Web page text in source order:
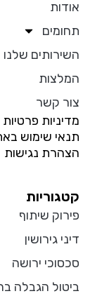
אודות
תחומים
השירותים שלנו
המלצות
צור קשר
מדיניות פרטיות
תנאי שימוש
הצהרת נגישות
קטגוריות
פירוק שיתוף
דיני גירושין
סכסוכי ירושה
ביטול הגבלה